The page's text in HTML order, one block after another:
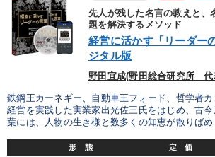
先人が残した名言の教えと、
題を解決するメソッド
経営に活かす「リーダー
ジタル版
野田宜成(野田総合研究所 代
鉄鋼王カーネギー、自動車王フォード、哲学者
経営を実践した実業家出光佐三氏をはじめ、古
葉には、人物の生き様と数多くの知恵が散りば
形 態 定 価